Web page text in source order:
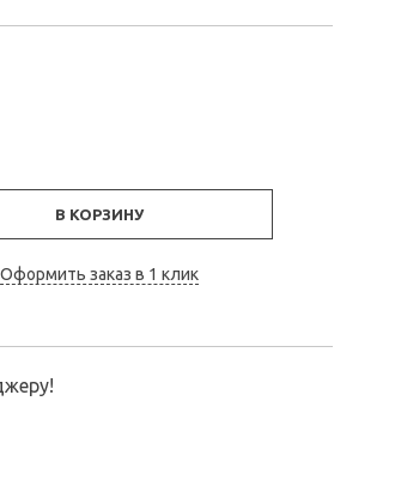
В КОРЗИНУ
Оформить заказ в 1 клик